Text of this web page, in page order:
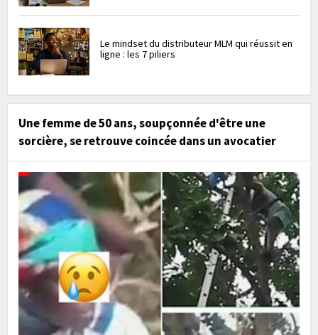
Le mindset du distributeur MLM qui réussit en
ligne : les 7 piliers
Une femme de 50 ans, soupçonnée d'être une
sorcière, se retrouve coincée dans un avocatier